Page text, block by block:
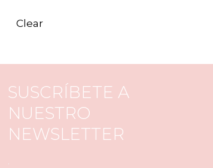
Clear
SUSCRÍBETE A
NUESTRO
NEWSLETTER
.